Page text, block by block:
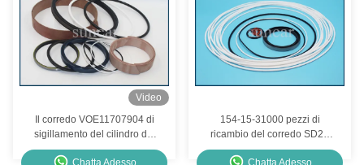
Video
Il corredo VOE11707904 di
sigillamento del cilindro del
cariC.A.Tore solleva i corredi
Chatta Adesso
154-15-31000 pezzi di
ricambio del corredo SD22
Shantui della guarnizione
Chatta Adesso